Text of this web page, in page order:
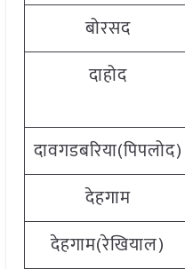
बोरसद
दाहोद
दावगडबरिया(पिपलोद)
देहगाम
देहगाम(रेखियाल)